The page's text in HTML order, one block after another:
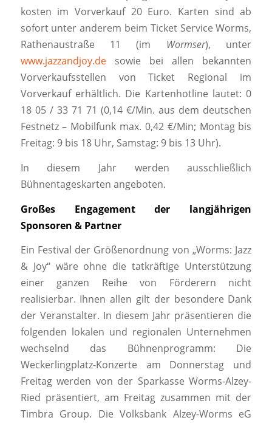
kosten im Vorverkauf 20 Euro. Karten sind ab
sofort unter anderem beim Ticket Service Worms,
Rathenaustraße 11 (im Wormser), unter
www.jazzandjoy.desowie bei allen bekannten
Vorverkaufsstellen von Ticket Regional im
Vorverkauf erhältlich. Die Kartenhotline lautet: 0
18 05 / 33 71 71 (0,14 €/Min. aus dem deutschen
Festnetz – Mobilfunk max. 0,42 €/Min; Montag bis
Freitag: 9 bis 18 Uhr, Samstag: 9 bis 13 Uhr).
In diesem Jahr werden ausschließlich
Bühnentageskarten angeboten.
Großes Engagement der langjährigen
Sponsoren & Partner
Ein Festival der Größenordnung von „Worms: Jazz
& Joy“ wäre ohne die tatkräftige Unterstützung
einer ganzen Reihe von Förderern nicht
realisierbar. Ihnen allen gilt der besondere Dank
der Veranstalter. In diesem Jahr präsentieren die
folgenden lokalen und regionalen Unternehmen
wechselnd das Bühnenprogramm: Die
Weckerlingplatz-Konzerte am Donnerstag und
Freitag werden von der Sparkasse Worms-Alzey-
Ried präsentiert, am Freitag zusammen mit der
Timbra Group. Die Volksbank Alzey-Worms eG